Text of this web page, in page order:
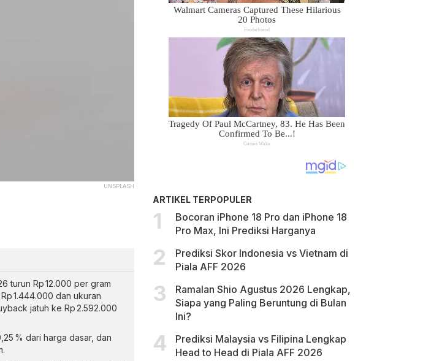
UNSPLASH
turun Rp 12.000 per gram
1.444.000 dan ukuran
jatuh ke Rp 2.592.000
% dari harga dasar, dan
ARTIKEL TERPOPULER
Bocoran iPhone 18 Pro dan iPhone 18
Pro Max, Ini Prediksi Harganya
Prediksi Skor Indonesia vs Vietnam di
Piala AFF 2026
Ramalan Shio Agustus 2026 Lengkap,
Siapa yang Paling Beruntung di Bulan
Ini?
Prediksi Malaysia vs Filipina Lengkap
Head to Head di Piala AFF 2026